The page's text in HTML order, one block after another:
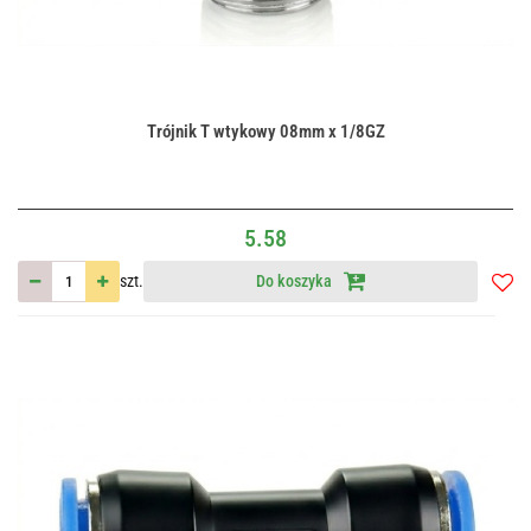
Trójnik T wtykowy 08mm x 1/8GZ
5.58
szt. Do koszyka